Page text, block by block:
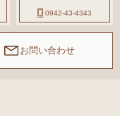
0942-43-4343
お問い合わせ